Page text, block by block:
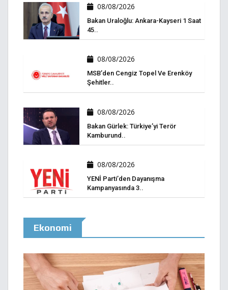
08/08/2026
Bakan Uraloğlu: Ankara-Kayseri 1 Saat
45..
08/08/2026
MSB’den Cengiz Topel Ve Erenköy
Şehitler..
08/08/2026
Bakan Gürlek: Türkiye’yi Terör
Kamburund..
08/08/2026
YENİ Parti’den Dayanışma
Kampanyasında 3..
Ekonomi